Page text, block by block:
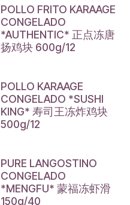
POLLO FRITO KARAAGE
CONGELADO
*AUTHENTIC* 正点冻唐
扬鸡块 600g/12
POLLO KARAAGE
CONGELADO *SUSHI
KING* 寿司王冻炸鸡块
500g/12
PURE LANGOSTINO
CONGELADO
*MENGFU* 蒙福冻虾滑
150g/40